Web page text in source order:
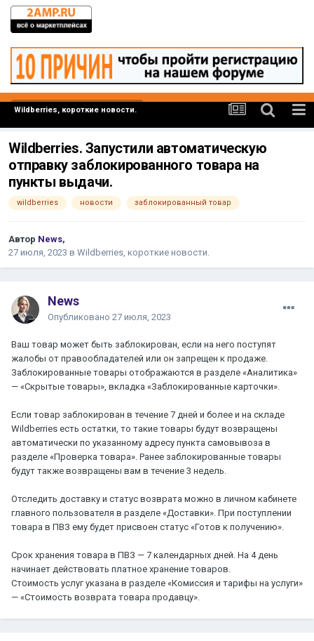
Wildberries, короткие новости.
Wildberries. Запустили автоматическую
отправку заблокированного товара на
пункты выдачи.
wildberries новости заблокированный товар
Автор News,
27 июля, 2023 в Wildberries, короткие новости.
News
Опубликовано 27 июля, 2023
Ваш товар может быть заблокирован, если на него поступят
жалобы от правообладателей или он запрещен к продаже.
Заблокированные товары отображаются в разделе «Аналитика»
— «Скрытые товары», вкладка «Заблокированные карточки».
Если товар заблокирован в течение 7 дней и более и на складе
Wildberries есть остатки, то такие товары будут возвращены
автоматически по указанному адресу пункта самовывоза в
разделе «Проверка товара». Ранее заблокированные товары
будут также возвращены вам в течение 3 недель.
Отследить доставку и статус возврата можно в личном кабинете
главного пользователя в разделе «Доставки». При поступлении
товара в ПВЗ ему будет присвоен статус «Готов к получению».
Срок хранения товара в ПВЗ — 7 календарных дней. На 4 день
начинает действовать платное хранение товаров.
Стоимость услуг указана в разделе «Комиссия и тарифы на услуги»
— «Стоимость возврата товара продавцу».